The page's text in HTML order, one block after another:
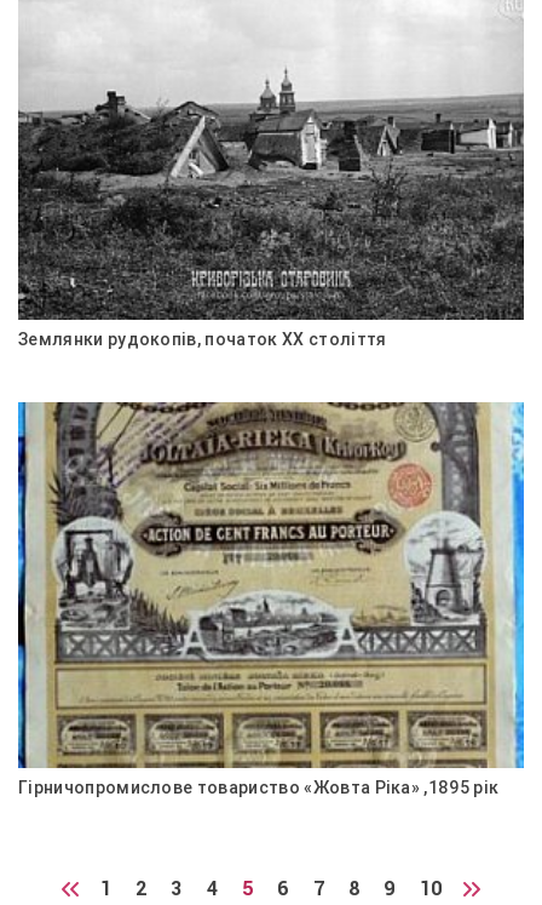
Землянки рудокопів, початок ХХ століття
Гірничопромислове товариство «Жовта Ріка» ,1895 рік
1 2 3 4 5 6 7 8 9 10